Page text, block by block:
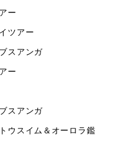
ー
ツアー
スアンガ
ー
スアンガ
ウスイム＆オーロラ鑑